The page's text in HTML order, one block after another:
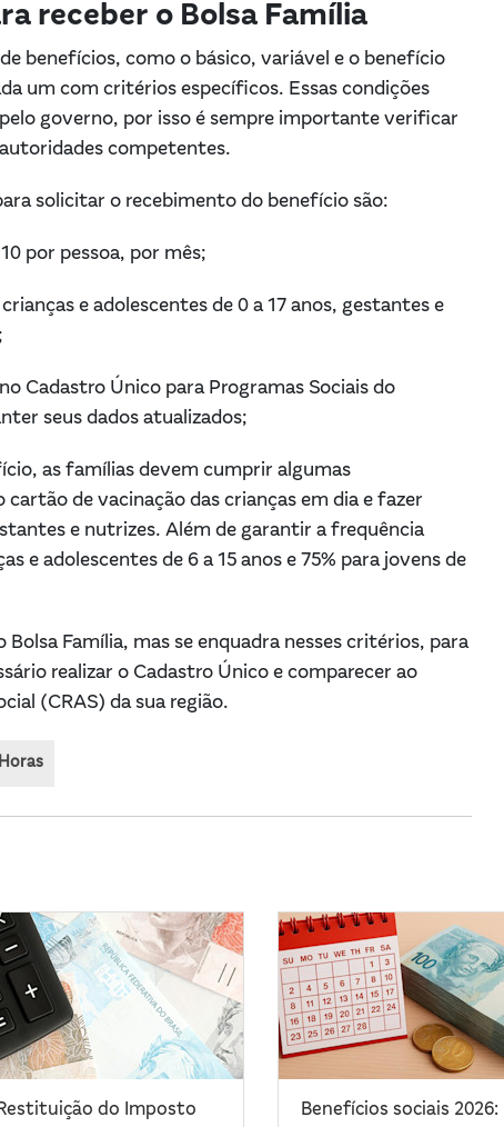
receber o Bolsa Família
benefícios, como o básico, variável e o benefício
um com critérios específicos. Essas condições
governo, por isso é sempre importante verificar
competentes.
solicitar o recebimento do benefício são:
por pessoa, por mês;
e adolescentes de 0 a 17 anos, gestantes e
Cadastro Único para Programas Sociais do
seus dados atualizados;
as famílias devem cumprir algumas
de vacinação das crianças em dia e fazer
e nutrizes. Além de garantir a frequência
e adolescentes de 6 a 15 anos e 75% para jovens de
Família, mas se enquadra nesses critérios, para
realizar o Cadastro Único e comparecer ao
(CRAS) da sua região.
Restituição do Imposto Benefícios sociais 2026: